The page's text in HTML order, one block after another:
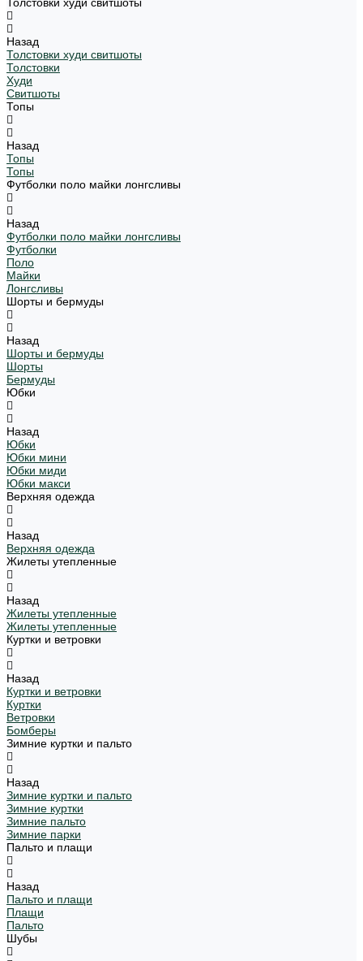
Назад
Толстовки худи свитшоты
Толстовки
Худи
Свитшоты
Топы
Назад
Топы
Топы
Футболки поло майки лонгсливы
Назад
Футболки поло майки лонгсливы
Футболки
Поло
Майки
Лонгсливы
Шорты и бермуды
Назад
Шорты и бермуды
Шорты
Бермуды
Юбки
Назад
Юбки
Юбки мини
Юбки миди
Юбки макси
Верхняя одежда
Назад
Верхняя одежда
Жилеты утепленные
Назад
Жилеты утепленные
Жилеты утепленные
Куртки и ветровки
Назад
Куртки и ветровки
Куртки
Ветровки
Бомберы
Зимние куртки и пальто
Назад
Зимние куртки и пальто
Зимние куртки
Зимние пальто
Зимние парки
Пальто и плащи
Назад
Пальто и плащи
Плащи
Пальто
Шубы